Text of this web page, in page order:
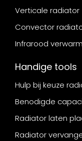
Verticale radiator
Convector
Infrarood
Handige tools
Hulp bij keuze
Benodigde
Radiator laten
Radiator